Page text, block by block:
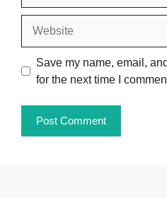
Save my name, email,
for the next time I